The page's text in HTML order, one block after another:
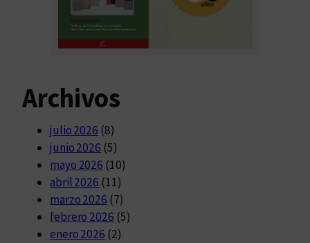
Archivos
julio 2026 (8)
junio 2026 (5)
mayo 2026 (10)
abril 2026 (11)
marzo 2026 (7)
febrero 2026 (5)
enero 2026 (2)